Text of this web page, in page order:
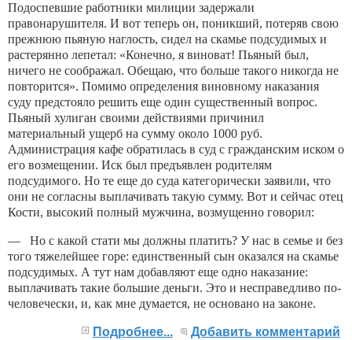
Подоспевшие работники милиции задер­жали
правонарушителя. И вот теперь он, поникший, потеряв свою
прежнюю пьяную наглость, сидел на скамье подсудимых и
растерянно лепетал: «Конечно, я виноват! Пьяный был,
ничего не соображал. Обещаю, что больше такого никогда не
повторится». Помимо определения виновному наказания
суду предстояло ре­шить еще один существенный вопрос.
Пьяный хулиган своими действиями причинил
материальный ущерб на сумму около 1000 руб.
Администрация кафе обратилась в суд с гражданским иском о
его возмещении. Иск был предъявлен родителям
подсудимого. Но те еще до суда категорически заявили, что
они не согласны выплачи­вать такую сумму. Вот и сейчас отец
Кости, высокий полный мужчина, возмущенно говорил:
— Но с какой стати мы должны платить? У нас в семье и без
того тяжелейшее горе: единственный сын оказался на скамье
подсудимых. А тут нам добавляют еще одно наказание:
выплачивать такие большие день­ги. Это и несправедливо по-
человечески, и, как мне ду­мается, не основано на законе.
Подробнее... Добавить комментарий